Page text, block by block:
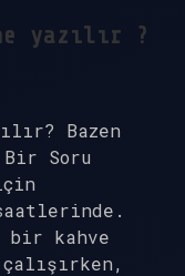
yazılır ?
Bazen
Bir Soru
bir kahve